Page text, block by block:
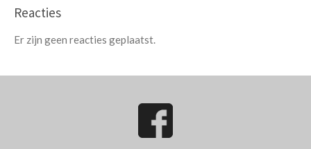
Reacties
Er zijn geen reacties geplaatst.